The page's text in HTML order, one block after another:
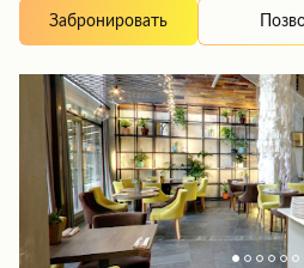
Благодаря удачному
отдохнуть после рабочего дня
гарнирами. Высокое качество
разумные цены оставляют у
приятные впечатления.
Забронировать